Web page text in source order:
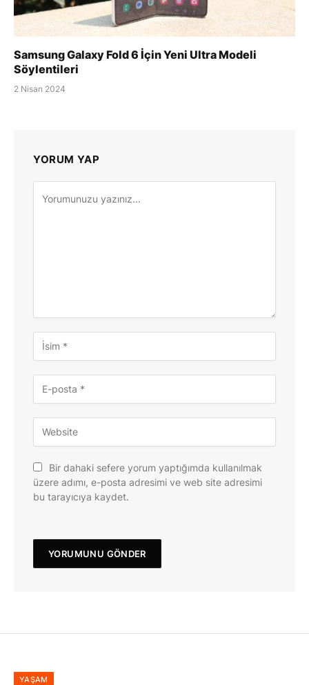
Samsung Galaxy Fold 6 İçin Yeni Ultra Modeli
Söylentileri
2 Nisan 2024
YORUM YAP
Bir dahaki sefere yorum yaptığımda kullanılmak
üzere adımı, e-posta adresimi ve web site adresimi
bu tarayıcıya kaydet.
YAŞAM